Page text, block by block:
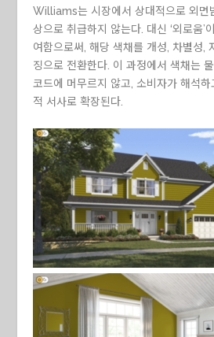
Williams는 시장에서 상대적으로 외면
상으로 취급하지 않는다. 대신 ‘외로움’
여함으로써, 해당 색채를 개성, 차별성,
징으로 전환한다. 이 과정에서 색채는
코드에 머무르지 않고, 소비자가 해석
적 서사로 확장된다.